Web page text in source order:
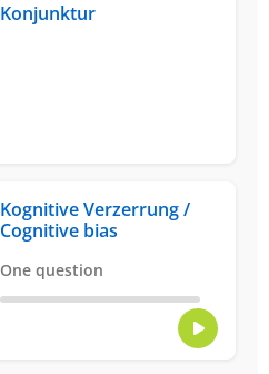
Konjunktur
Kognitive Verzerrung /
Cognitive bias
One question